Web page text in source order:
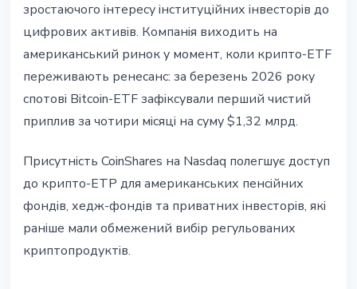
зростаючого інтересу інституційних інвесторів до
цифрових активів. Компанія виходить на
американський ринок у момент, коли крипто-ETF
переживають ренесанс: за березень 2026 року
спотові Bitcoin-ETF зафіксували перший чистий
приплив за чотири місяці на суму $1,32 млрд.
Присутність CoinShares на Nasdaq полегшує доступ
до крипто-ETP для американських пенсійних
фондів, хедж-фондів та приватних інвесторів, які
раніше мали обмежений вибір регульованих
криптопродуктів.